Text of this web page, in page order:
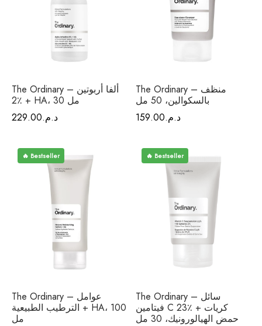
The Ordinary – ألفا أربوتين
2٪ + HA، 30 مل
د.م.229.00
The Ordinary – منظف
بالسكوالين، 50 مل
د.م.159.00
🔥 Bestseller
The Ordinary – عوامل
الترطيب الطبيعية + HA، 100
مل
🔥 Bestseller
The Ordinary – سائل
فيتامين C 23٪ + كريات
حمض الهيالورونيك، 30 مل